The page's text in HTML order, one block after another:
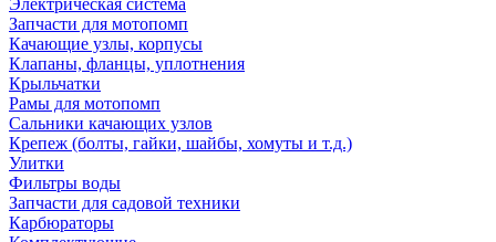
Электрическая система
Запчасти для мотопомп
Качающие узлы, корпусы
Клапаны, фланцы, уплотнения
Крыльчатки
Рамы для мотопомп
Сальники качающих узлов
Крепеж (болты, гайки, шайбы, хомуты и т.д.)
Улитки
Фильтры воды
Запчасти для садовой техники
Карбюраторы